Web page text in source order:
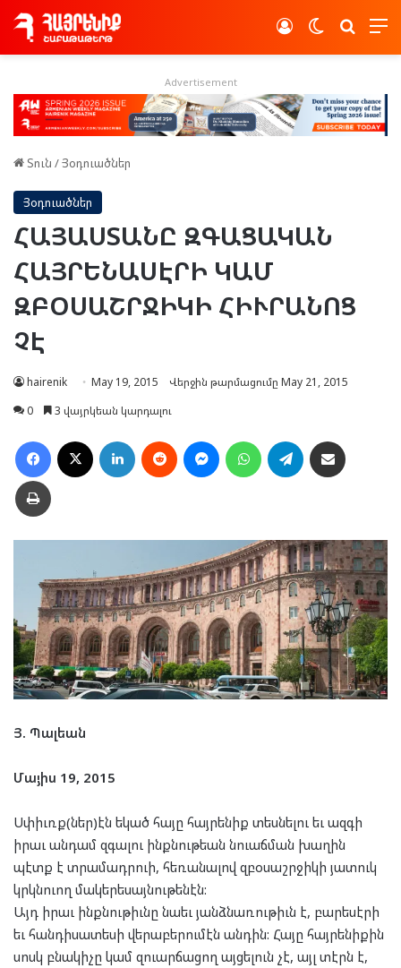
Switch skin
Log In
Advertisement
Տուն /Յօդուածներ
Յօդուածներ
ՀԱՅԱՍՏԱՆԸ ԶԳԱՑԱԿԱՆ
ՀԱՅՐԵՆԱՍԷՐԻ ԿԱՄ
ԶԲՕՍԱՇՐՋԻԿԻ ՀԻՒՐԱՆՈՑ
ՉԷ
hairenik May 19, 2015
Վերջին թարմացումը May 21, 2015
0
3 վայրկեան կարդալու
Facebook LinkedIn Reddit MessengerWhatsAppTelegram
Տպել
Յ. Պալեան
Մայիս 19, 2015
Սփիւռք(ներ)էն եկած հայը հայրենիք տեսնելու եւ ազգի
իրաւ անդամ զգալու ինքնութեան նուաճման խաղին
պէտք է տրամադրուի, հեռանալով զբօսաշրջիկի յատուկ
կրկնուող մակերեսայնութենէն:
Այդ իրաւ ինքնութիւնը նաեւ յանձնառութիւն է, բարեսէրի
եւ հանդիսատեսի վերաբերումէն անդին: Հայը հայրենիքին
սոսկ բնակիչը կամ զուարճացող այցելուն չէ, այլ տէրն է,